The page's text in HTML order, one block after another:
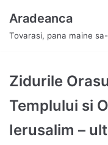
Skip
to
Aradeanca
Tovarasi, pana maine
Zidurile
Templului si
Ierusalim –